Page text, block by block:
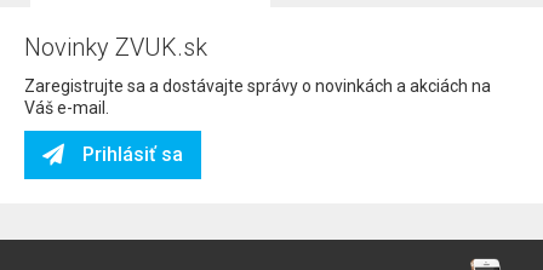
Novinky ZVUK.sk
Zaregistrujte sa a dostávajte správy o novinkách a akciách na
Váš e-mail.
Prihlásiť sa